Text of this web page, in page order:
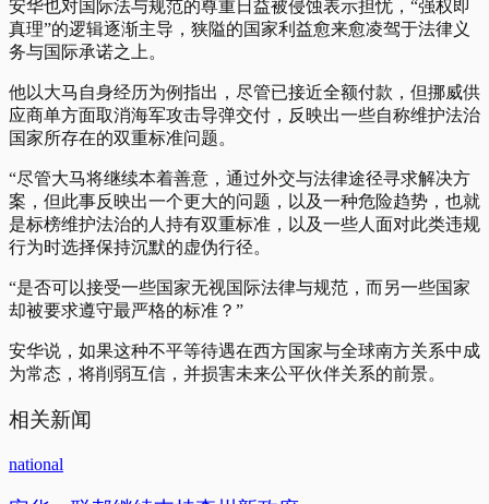
安华也对国际法与规范的尊重日益被侵蚀表示担忧，“强权即
真理”的逻辑逐渐主导，狭隘的国家利益愈来愈凌驾于法律义
务与国际承诺之上。
他以大马自身经历为例指出，尽管已接近全额付款，但挪威供
应商单方面取消海军攻击导弹交付，反映出一些自称维护法治
国家所存在的双重标准问题。
“尽管大马将继续本着善意，通过外交与法律途径寻求解决方
案，但此事反映出一个更大的问题，以及一种危险趋势，也就
是标榜维护法治的人持有双重标准，以及一些人面对此类违规
行为时选择保持沉默的虚伪行径。
“是否可以接受一些国家无视国际法律与规范，而另一些国家
却被要求遵守最严格的标准？”
安华说，如果这种不平等待遇在西方国家与全球南方关系中成
为常态，将削弱互信，并损害未来公平伙伴关系的前景。
相关新闻
national